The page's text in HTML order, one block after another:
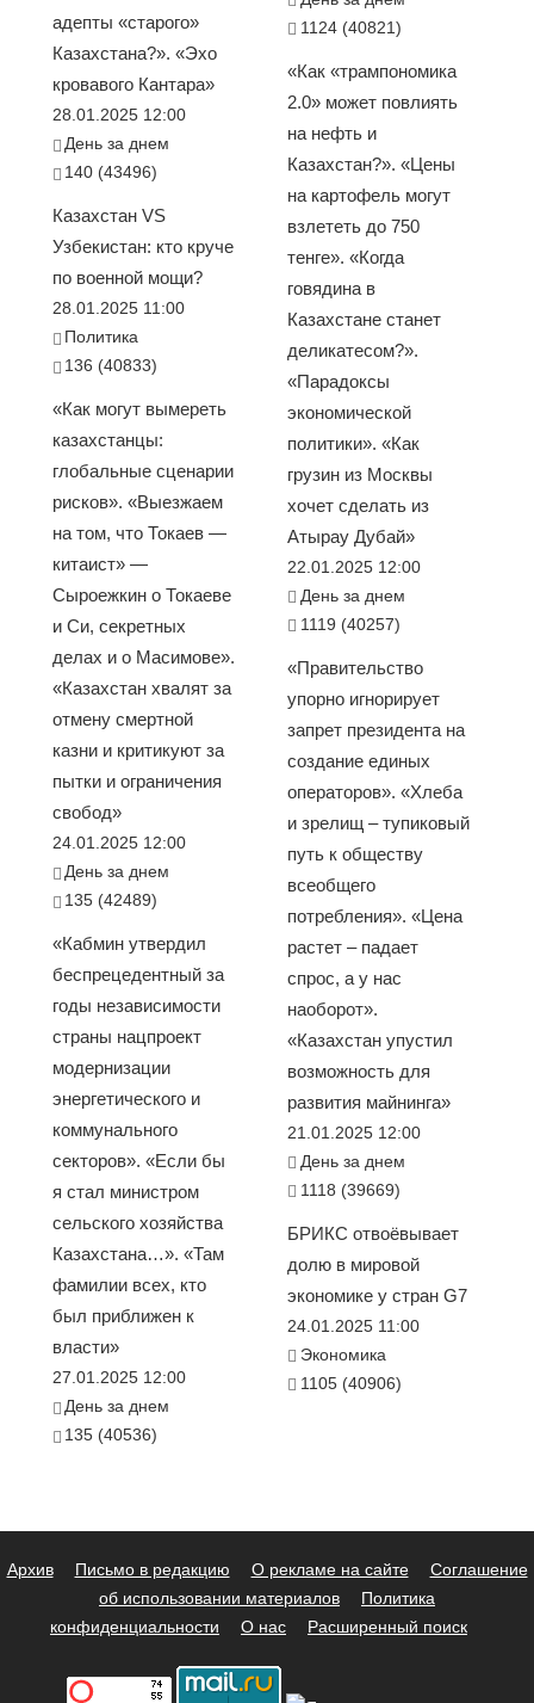
адепты «старого»
Казахстана?». «Эхо
кровавого Кантара»
28.01.2025 12:00
День за днем
140 (43496)
Казахстан VS
Узбекистан: кто круче
по военной мощи?
28.01.2025 11:00
Политика
136 (40833)
«Как могут вымереть
казахстанцы:
глобальные сценарии
рисков». «Выезжаем
на том, что Токаев —
китаист» —
Сыроежкин о Токаеве
и Си, секретных
делах и о Масимове».
«Казахстан хвалят за
отмену смертной
казни и критикуют за
пытки и ограничения
свобод»
24.01.2025 12:00
День за днем
135 (42489)
«Кабмин утвердил
беспрецедентный за
годы независимости
страны нацпроект
модернизации
энергетического и
коммунального
секторов». «Если бы
я стал министром
сельского хозяйства
Казахстана…». «Там
фамилии всех, кто
был приближен к
власти»
27.01.2025 12:00
День за днем
135 (40536)
1124 (40821)
«Как «трампономика
2.0» может повлиять
на нефть и
Казахстан?». «Цены
на картофель могут
взлететь до 750
тенге». «Когда
говядина в
Казахстане станет
деликатесом?».
«Парадоксы
экономической
политики». «Как
грузин из Москвы
хочет сделать из
Атырау Дубай»
22.01.2025 12:00
День за днем
1119 (40257)
«Правительство
упорно игнорирует
запрет президента на
создание единых
операторов». «Хлеба
и зрелищ – тупиковый
путь к обществу
всеобщего
потребления». «Цена
растет – падает
спрос, а у нас
наоборот».
«Казахстан упустил
возможность для
развития майнинга»
21.01.2025 12:00
День за днем
1118 (39669)
БРИКС отвоёвывает
долю в мировой
экономике у стран G7
24.01.2025 11:00
Экономика
1105 (40906)
Архив Письмо в редакцию О рекламе на сайте
Соглашение
об использовании материалов
Политика
конфиденциальности
О нас Расширенный поиск